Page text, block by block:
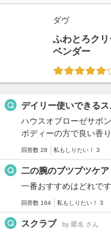
ダヴ
ふわとろク
ベンダー
デイリー使いできる
ハウスオブローゼサボ
ボディーの方で良い香
回答数 28 私もしりたい！ 3
二の腕のブツブツケア
一番おすすめはどれで
回答数 164 私もしりたい！ 3
スクラブ by 匿名 さん